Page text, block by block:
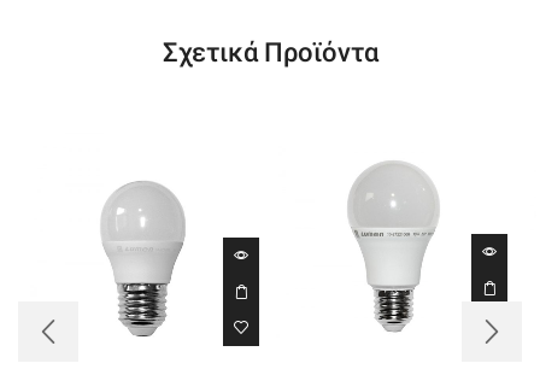
Σχετικά Προϊόντα